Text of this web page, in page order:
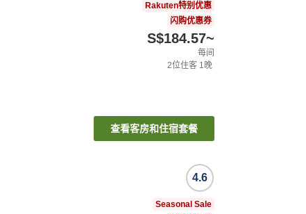
Rakuten特别优惠
闪购优惠券
S$184.57~
每间
2位住客 1晚
查看客房和住宿套餐
4.6
Seasonal Sale